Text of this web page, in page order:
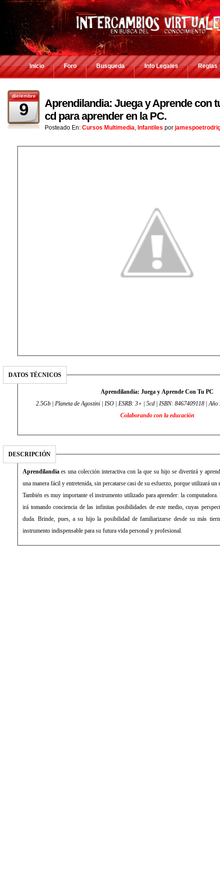
Inicio Foro Busqueda Info Legales Reglas
diciembre
9
Aprendilandia: Juega y Aprende con
cd para aprender en la PC.
Posteado En: Cursos Multimedia, Infantiles por
DATOS TÉCNICOS
Aprendilandia: Juega y Aprende Con Tu PC
2.5Gb | Planeta
Colaborando con la educación
DESCRIPCIÓN
Aprendilandia es una colección interactiva con la que su hijo se divertirá y
una manera fácil y entretenida, sin percatarse casi de su esfuerzo, porque utilizará
También es muy importante el instrumento utilizado para aprender: la
irá tomando conciencia de las infinitas posibilidades de este medio, cuyas
duda. Brinde, pues, a su hijo la posibilidad de familiarizarse desde su más
instrumento indispensable para su futura vida personal y profesional.